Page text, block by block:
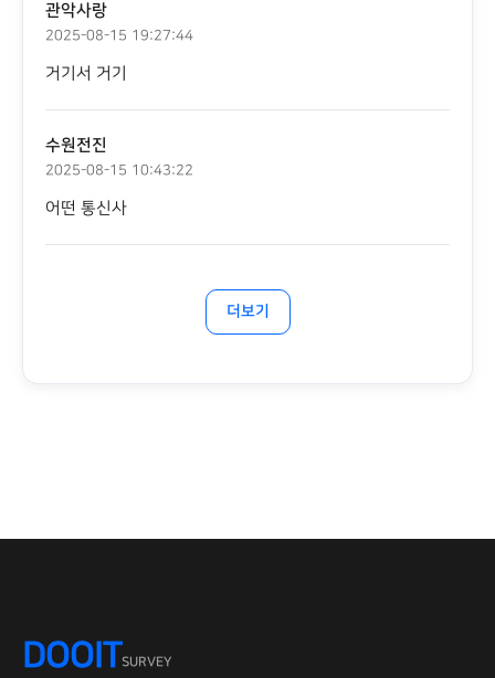
관악사랑
2025-08-15 19:27:44
거기서 거기
수원전진
2025-08-15 10:43:22
어떤 통신사
더보기
DOOITSURVEY